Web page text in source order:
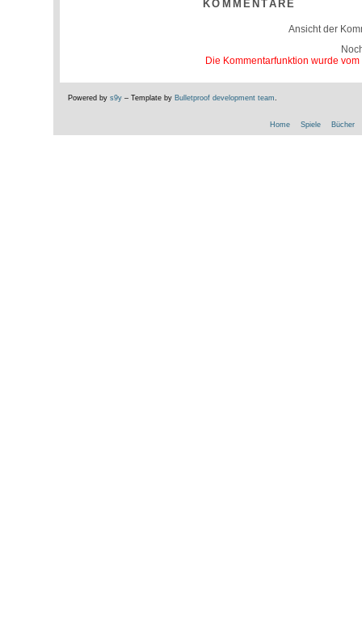
KOMMENTARE
Ansicht der
Die Kommentarfunktion wurde
Powered by s9y– Template by Bulletproof development team
Home Spiele Bücher